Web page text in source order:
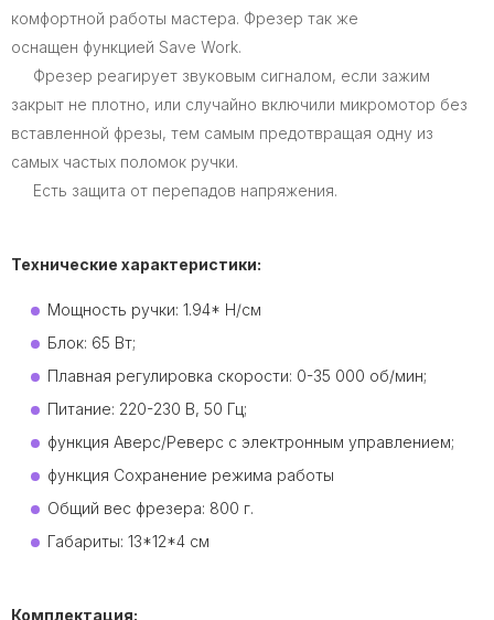
комфортной работы мастера. Фрезер так же
оснащен функцией Save Work.
Фрезер реагирует звуковым сигналом, если зажим
закрыт не плотно, или случайно включили микромотор без
вставленной фрезы, тем самым предотвращая одну из
самых частых поломок ручки.
Есть защита от перепадов напряжения.
Технические характеристики:
Мощность ручки: 1.94* Н/см
Блок: 65 Вт;
Плавная регулировка скорости: 0-35 000 об/мин;
Питание: 220-230 В, 50 Гц;
функция Аверс/Реверс с электронным управлением;
функция Сохранение режима работы
Общий вес фрезера: 800 г.
Габариты: 13*12*4 см
Комплектация: